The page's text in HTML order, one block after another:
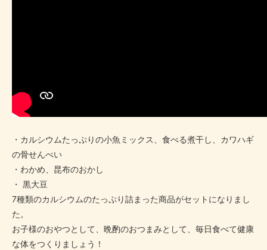
・カルシウムたっぷりの小魚ミックス、食べる煮干し、カワハギ
の骨せんべい
・わかめ、昆布のおかし
・ 黒大豆
7種類のカルシウムのたっぷり詰まった商品がセットになりまし
た。
お子様のおやつとして、晩酌のおつまみとして、毎日食べて健康
な体をつくりましょう！